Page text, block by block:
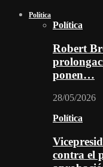
Política
Política
Robert
ponen…
28/05/2026
Política
contra el